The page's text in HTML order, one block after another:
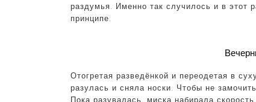
раздумья. Именно так случилось и в этот
принципе.
Отогретая разведёнкой и переодетая в
разулась и сняла носки. Чтобы не
Пока разувалась, миска набирала